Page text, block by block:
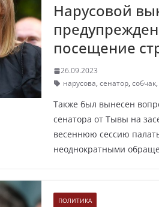
Нарусовой
посещение
26.09.2023
нарусова, сенатор, собчак,
Также был вынесен
сенатора от Тывы на
весеннюю сессию
неоднократными
ПОЛИТИКА